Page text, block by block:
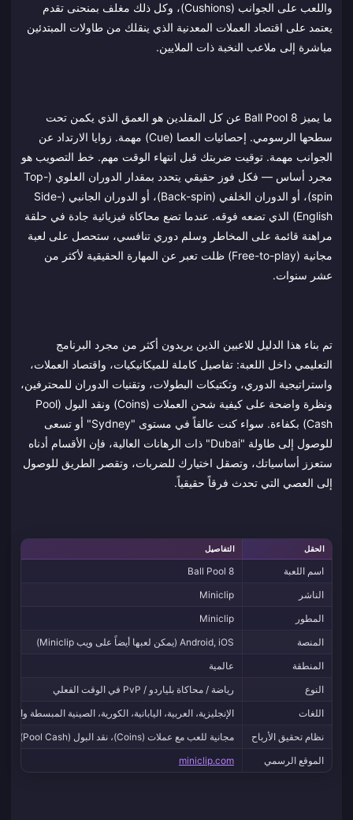
واللعب على الجوانب (Cushions)، وكل ذلك مغلف بمنحنى تقدم
يعتمد على اقتصاد العملات المعدنية الذي ينقلك من طاولات المبتدئين
مباشرة إلى ملاعب النخبة ذات الملايين.
ما يميز 8 Ball Pool عن كل المقلدين هو العمق الذي يكمن تحت
سطحها الرسومي. إحصائيات العصا (Cue) مهمة. زوايا الارتداد عن
الجوانب مهمة. توقيت ضربتك قبل انتهاء الوقت مهم. خط التصويب هو
مجرد أساس — فكل فوز حقيقي يتحدد بمقدار الدوران العلوي (Top-
spin)، أو الدوران الخلفي (Back-spin)، أو الدوران الجانبي (Side-
English) الذي تضعه فوقه. عندما تضع محاكاة فيزيائية جادة في حلقة
مراهنة قائمة على المخاطر وسلم دوري تنافسي، ستحصل على لعبة
مجانية (Free-to-play) ظلت تعبر عن المهارة الحقيقية لأكثر من
عشر سنوات.
تم بناء هذا الدليل للاعبين الذين يريدون أكثر من مجرد البرنامج
التعليمي داخل اللعبة: تفاصيل كاملة للميكانيكيات، واقتصاد العملات،
واستراتيجية الدوري، وتكتيكات البطولات، وتقنيات الدوران للمحترفين،
ونظرة واضحة على كيفية شحن العملات (Coins) ونقد البول (Pool
Cash) بكفاءة. سواء كنت عالقاً في مستوى "Sydney" أو تسعى
للوصول إلى طاولة "Dubai" ذات الرهانات العالية، فإن الأقسام أدناه
ستعزز أساسياتك، وتصقل اختيارك للضربات، وتقصر الطريق للوصول
إلى العصي التي تحدث فرقاً حقيقياً.
الحقل التفاصيل
اسم اللعبة
8 Ball Pool
الناشر
Miniclip
المطور
Miniclip
المنصة
Android, iOS (يمكن لعبها أيضاً على ويب Miniclip)
المنطقة
عالمية
النوع
رياضة / محاكاة بلياردو / PvP في الوقت الفعلي
اللغات
الإنجليزية، العربية، اليابانية، الكورية، الصينية المبسطة
نظام تحقيق الأرباح
مجانية للعب مع عملات (Coins)، نقد البول (Pool Cash)، بول باس (Pool Pass)، إيليت باس (Elite Pass)
الموقع الرسمي
miniclip.com